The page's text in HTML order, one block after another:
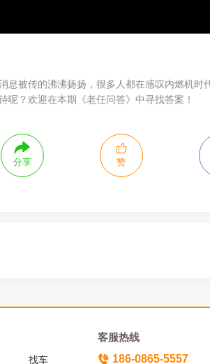
息被传的沸沸扬扬，很多人都在感叹内燃机时
呢？欢迎在本期《老任问答》中寻找答案！
分享 赞
找车
客服热线
186-0865-5557